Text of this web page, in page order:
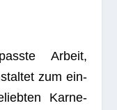
Arbeit,
zum ein­
Kar­ne­